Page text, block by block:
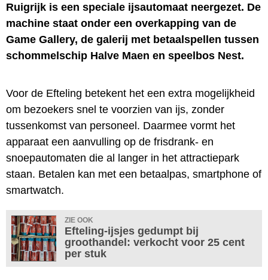
Ruigrijk is een speciale ijsautomaat neergezet. De
machine staat onder een overkapping van de
Game Gallery, de galerij met betaalspellen tussen
schommelschip Halve Maen en speelbos Nest.
Voor de Efteling betekent het een extra mogelijkheid
om bezoekers snel te voorzien van ijs, zonder
tussenkomst van personeel. Daarmee vormt het
apparaat een aanvulling op de frisdrank- en
snoepautomaten die al langer in het attractiepark
staan. Betalen kan met een betaalpas, smartphone of
smartwatch.
ZIE OOK
Efteling-ijsjes gedumpt bij
groothandel: verkocht voor 25 cent
per stuk